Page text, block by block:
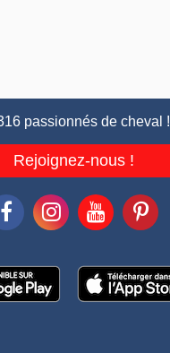
passionnés de cheval !
Rejoignez-nous !